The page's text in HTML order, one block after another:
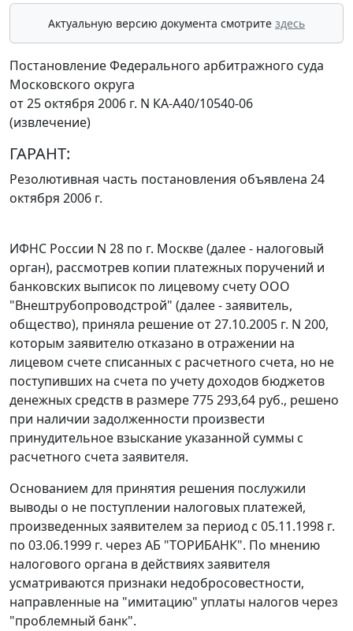
Актуальную версию документа смотрите здесь
Постановление Федерального арбитражного суда
Московского округа
от 25 октября 2006 г. N КА-А40/10540-06
(извлечение)
ГАРАНТ:
Резолютивная часть постановления объявлена 24
октября 2006 г.
ИФНС России N 28 по г. Москве (далее - налоговый
орган), рассмотрев копии платежных поручений и
банковских выписок по лицевому счету ООО
"Внештрубопроводстрой" (далее - заявитель,
общество), приняла решение от 27.10.2005 г. N 200,
которым заявителю отказано в отражении на
лицевом счете списанных с расчетного счета, но не
поступивших на счета по учету доходов бюджетов
денежных средств в размере 775 293,64 руб., решено
при наличии задолженности произвести
принудительное взыскание указанной суммы с
расчетного счета заявителя.
Основанием для принятия решения послужили
выводы о не поступлении налоговых платежей,
произведенных заявителем за период с 05.11.1998 г.
по 03.06.1999 г. через АБ "ТОРИБАНК". По мнению
налогового органа в действиях заявителя
усматриваются признаки недобросовестности,
направленные на "имитацию" уплаты налогов через
"проблемный банк".